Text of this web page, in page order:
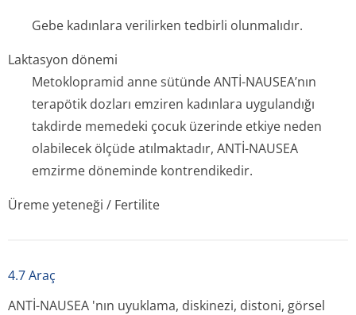
Gebe kadınlara verilirken tedbirli olunmalıdır.
Laktasyon dönemi
Metoklopramid anne sütünde ANTİ-NAUSEA’nın
terapötik dozları emziren kadınlara uygulandığı
takdirde memedeki çocuk üzerinde etkiye neden
olabilecek ölçüde atılmaktadır, ANTİ-NAUSEA
emzirme döneminde kontrendikedir.
Üreme yeteneği / Fertilite
4.7 Araç
ANTİ-NAUSEA 'nın uyuklama, diskinezi, distoni, görsel